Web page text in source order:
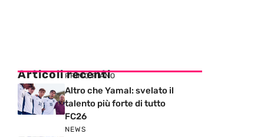
Articoli recenti
PRIMO PIANO
Altro che Yamal: svelato il
talento più forte di tutto
FC26
NEWS